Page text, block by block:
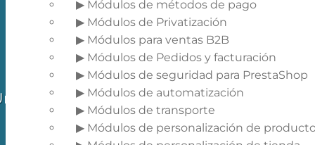
Integramos tu tienda virtual
Prestashop con cualquier
proveedor de Dropshipping
solución de integración con
la cual no tendrás que hacer
nada, solo vender
▶ Módulos de métodos de pago
▶ Módulos de Privatización
▶ Módulos para ventas B2B
▶ Módulos de Pedidos y facturación
▶ Módulos de seguridad para PrestaShop
▶ Módulos de automatización
▶ Módulos de transporte
▶ Módulos de personalización de